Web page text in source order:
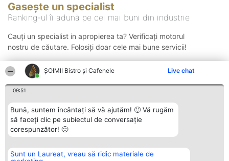
ȘOIMII Bistro și Cafenele Live chat
09:51
Bună, suntem încântați să vă ajutăm! 🙂 Vă rugăm
să faceți clic pe subiectul de conversație
corespunzător! 🙂
Sunt un Laureat, vreau să ridic materiale de
Gasește un specialist
Ranking-ul îi adună pe cei mai buni din industrie
Cauți un specialist in apropierea ta? Verificați motorul
nostru de căutare. Folosiți doar cele mai bune servicii!
Organizator Ranking Plebiscyt Contact